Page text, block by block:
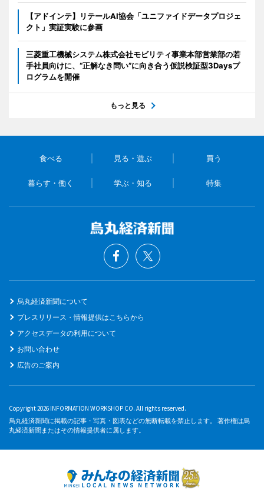
【アドインテ】リテールAI協会「ユニファイドデータプロジェ
クト」実証実験に参画
三菱重工機械システム株式会社モビリティ事業本部営業部の若
手社員向けに、“正解なき問い”に向き合う仮説検証型3Daysプ
ログラムを開催
もっと見る
食べる 見る・遊ぶ 買う
暮らす・働く 学ぶ・知る 特集
烏丸経済新聞について
プレスリリース・情報提供はこちらから
アクセスデータの利用について
お問い合わせ
広告のご案内
Copyright 2026 INFORMATION WORKSHOP CO. All rights reserved.
烏丸経済新聞に掲載の記事・写真・図表などの無断転載を禁止します。 著作権は烏
丸経済新聞またはその情報提供者に属します。